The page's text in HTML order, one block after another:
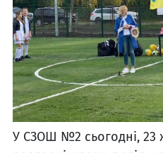
У СЗОШ №2 сьогодні, 23